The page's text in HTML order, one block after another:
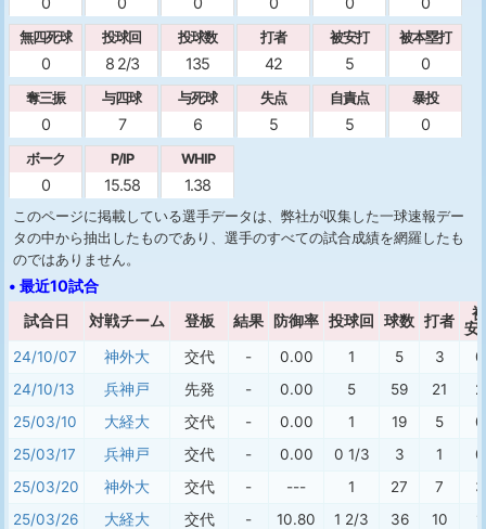
無四死球
0
投球回
8 2/3
投球数
135
打者
42
被安打
5
被本塁打
0
奪三振
0
与四球
7
与死球
6
失点
5
自責点
5
暴投
0
ボーク
0
P/IP
15.58
WHIP
1.38
このページに掲載している選手データは、弊社が収集した一球速報デー
タの中から抽出したものであり、選手のすべての試合成績を網羅したも
のではありません。
• 最近10試合
試合日 対戦チーム 登板 結果 防御率 投球回 球数 打者
被
安
24/10/07
神外大 交代 - 0.00 1 5 3
0
24/10/13
兵神戸 先発 - 0.00 5 59 21
2
25/03/10
大経大 交代 - 0.00 1 19 5
0
25/03/17
兵神戸 交代 - 0.00 0 1/3 3 1
0
25/03/20
神外大 交代 - --- 1 27 7
3
25/03/26
大経大 交代 - 10.80 1 2/3 36 10
1